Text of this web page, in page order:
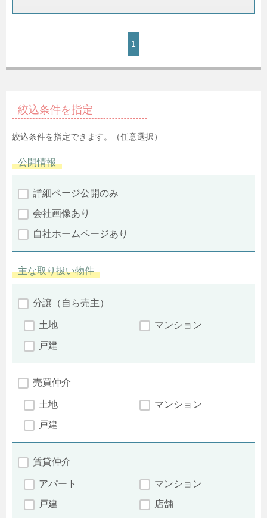
1
絞込条件を指定
絞込条件を指定できます。（任意選択）
公開情報
詳細ページ公開のみ
会社画像あり
自社ホームページあり
主な取り扱い物件
分譲（自ら売主）
土地
マンション
戸建
売買仲介
土地
マンション
戸建
賃貸仲介
アパート
マンション
戸建
店舗